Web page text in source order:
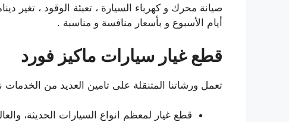
أيام الأسبوع و بأسعار منافسة و مناسبة .
قطع غيار سيارات ماكيز فورد
تعمل ورشاتنا المتنقلة على تامين العديد من الخدمات
قطع غيار لمعظم انواع السيارات الحديثة،